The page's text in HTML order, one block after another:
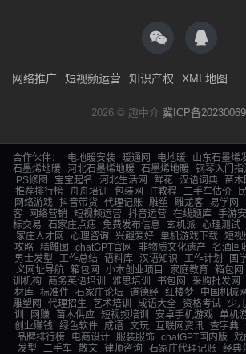
网络推广 短视频运营 知识产权 XML地图
2026 © 趣中介 冀ICP备
合作伙伴： 电地暖安装 暖通网 电地暖 山东石墨烯
石墨烯地暖
河北石墨烯地暖 石墨烯地暖 钢琴入门指
PS修图
宝宝起名 河北生活网 鲜花 汉语词典 苗木
推荐排行榜
舟舟培训 包装网 IT教程 二手车估价
网络游戏 抖音带货 代理记账 雕塑 雕龙客 易学网
客
网络营销 短视频运营 抖音运营 在线题库 手游
标交易
石家庄点痣 免费发布信息 玄机派 心理测试
家庄人才网
心理咨询 兴趣爱好 单机游戏下载 短视
攻略 精雕图 chatGPT官网 非物质文化遗产 名酒回
男士发型
工作总结 语料库 汉语知识 工作计划 国
义网址导航 箱包网 小本创业项目 家庭教育 箱包网
训机构
商务英语培训 雅思培训 书包网 采购批发网
材库
标准件 石家庄论坛 道德经 红楼梦 中国机械网
雕塑网
代理招生 艺术培训 成语大全 资格考试 少
训
网赚 苗木供应 短视频培训 安卓手机游戏 单机
创业赚钱
绿色软件 成语 文玩 互联网资讯 查字典
品牌排行榜
电商设计 服装服饰 chatGPT国内版 戏
发型
二手车 散文 律师咨询 石家庄代理记账 经典